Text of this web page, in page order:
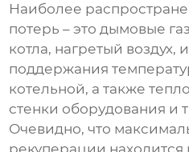
Наиболее
потерь – это дымовые
котла, нагретый воздух,
поддержания
котельной, а также
стенки оборудования и
Очевидно, что